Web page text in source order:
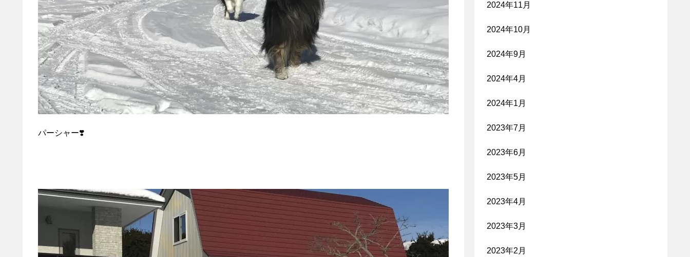
パーシャー❣️
2024年11月
2024年10月
2024年9月
2024年4月
2024年1月
2023年7月
2023年6月
2023年5月
2023年4月
2023年3月
2023年2月